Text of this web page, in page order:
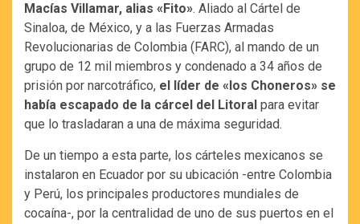
Macías Villamar, alias «Fito». Aliado al Cártel de
Sinaloa, de México, y a las Fuerzas Armadas
Revolucionarias de Colombia (FARC), al mando de un
grupo de 12 mil miembros y condenado a 34 años de
prisión por narcotráfico, el líder de «los Choneros» se
había escapado de la cárcel del Litoral para evitar
que lo trasladaran a una de máxima seguridad.
De un tiempo a esta parte, los cárteles mexicanos se
instalaron en Ecuador por su ubicación -entre Colombia
y Perú, los principales productores mundiales de
cocaína-, por la centralidad de uno de sus puertos en el